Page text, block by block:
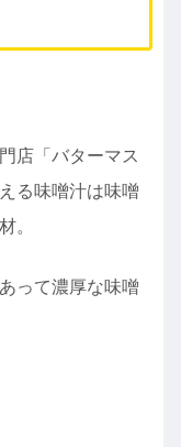
店「バターマス
る味噌汁は味噌
。
って濃厚な味噌